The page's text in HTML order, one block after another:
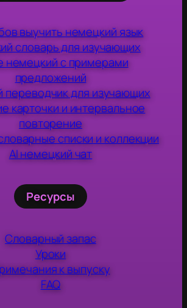
выучить немецкий язык
словарь для изучающих
немецкий с примерами
предложений
переводчик для изучающих
карточки и интервальное
повторение
списки и коллекции
AI немецкий чат
Ресурсы
Словарный запас
Уроки
к выпуску
FAQ